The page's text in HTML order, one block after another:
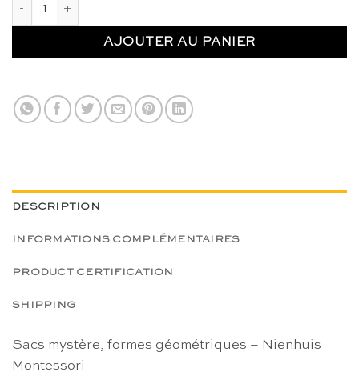
AJOUTER AU PANIER
DESCRIPTION
INFORMATIONS COMPLÉMENTAIRES
PRODUCT CERTIFICATION
SHIPPING
Sacs mystère, formes géométriques – Nienhuis
Montessori